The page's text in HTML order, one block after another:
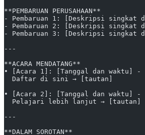
**PEMBARUAN PERUSAHAAN**
- Pembaruan 1: [Deskripsi singkat
- Pembaruan 2: [Deskripsi singkat
- Pembaruan 3: [Deskripsi singkat
---
**ACARA MENDATANG**
• [Acara 1]: [Tanggal dan waktu] -
  Daftar di sini → [tautan]
• [Acara 2]: [Tanggal dan waktu] -
  Pelajari lebih lanjut → [tautan]
---
**DALAM SOROTAN**